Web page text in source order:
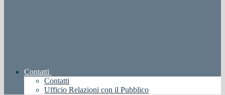
Contatti
Contatti
Ufficio Relazioni con il Pubblico